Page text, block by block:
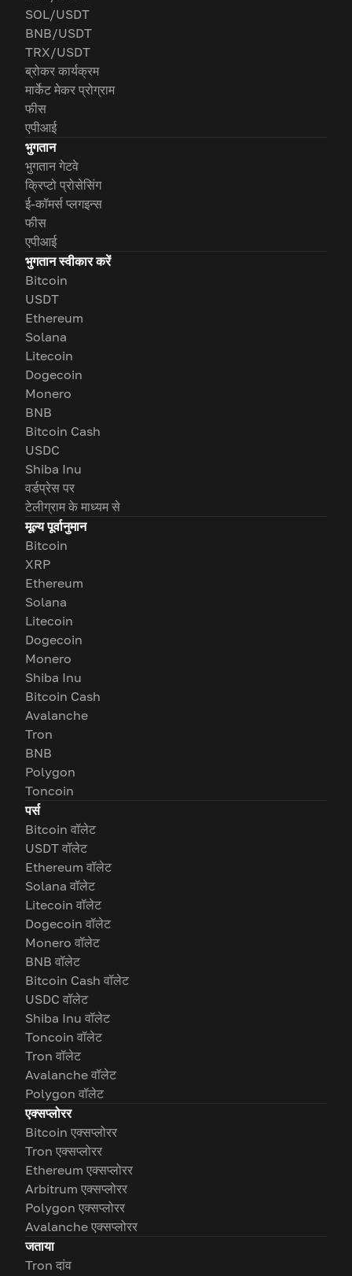
SOL/USDT
BNB/USDT
TRX/USDT
ब्रोकर कार्यक्रम
मार्केट मेकर प्रोग्राम
फीस
एपीआई
भुगतान
भुगतान गेटवे
क्रिप्टो प्रोसेसिंग
ई-कॉमर्स प्लगइन्स
फीस
एपीआई
भुगतान स्वीकार करें
Bitcoin
USDT
Ethereum
Solana
Litecoin
Dogecoin
Monero
BNB
Bitcoin Cash
USDC
Shiba Inu
वर्डप्रेस पर
टेलीग्राम के माध्यम से
मूल्य पूर्वानुमान
Bitcoin
XRP
Ethereum
Solana
Litecoin
Dogecoin
Monero
Shiba Inu
Bitcoin Cash
Avalanche
Tron
BNB
Polygon
Toncoin
पर्स
Bitcoin वॉलेट
USDT वॉलेट
Ethereum वॉलेट
Solana वॉलेट
Litecoin वॉलेट
Dogecoin वॉलेट
Monero वॉलेट
BNB वॉलेट
Bitcoin Cash वॉलेट
USDC वॉलेट
Shiba Inu वॉलेट
Toncoin वॉलेट
Tron वॉलेट
Avalanche वॉलेट
Polygon वॉलेट
एक्सप्लोरर
Bitcoin एक्सप्लोरर
Tron एक्सप्लोरर
Ethereum एक्सप्लोरर
Arbitrum एक्सप्लोरर
Polygon एक्सप्लोरर
Avalanche एक्सप्लोरर
जताया
Tron दांव